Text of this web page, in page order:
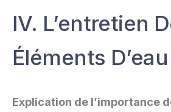
IV. L’entretien
Éléments D’eau
Explication de l’importance